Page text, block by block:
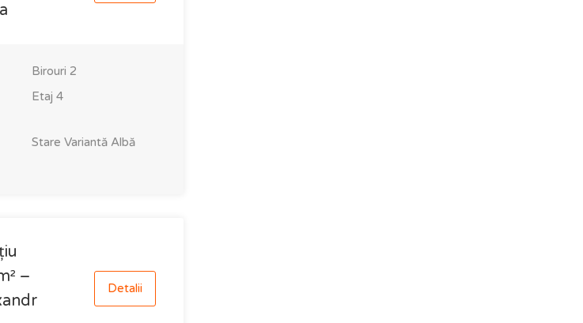
Birouri 2
Etaj4
StareVariantă Albă
–
Detalii